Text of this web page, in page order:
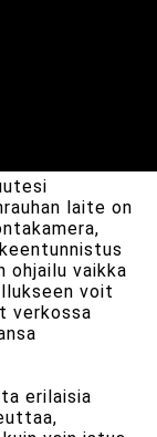
laite on
ohjailu vaikka
voit
verkossa
erilaisia